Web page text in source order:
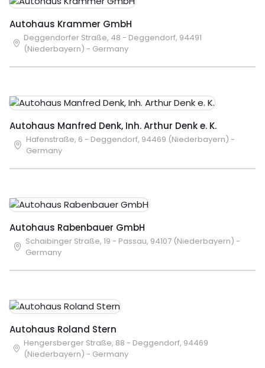
Autohaus Krammer GmbH
Deggendorfer Straße, 48 - Deggendorf, 94491
(Niederbayern) - Germany
Autohaus Manfred Denk, Inh. Arthur Denk e. K.
Hafenstraße, 6 - Deggendorf, 94469 (Niederbayern) -
Germany
Autohaus Rabenbauer GmbH
Schaibinger Straße, 19 - Passau, 94107 (Niederbayern) -
Germany
Autohaus Roland Stern
Hengersberger Straße, 88 - Deggendorf, 94469
(Niederbayern) - Germany